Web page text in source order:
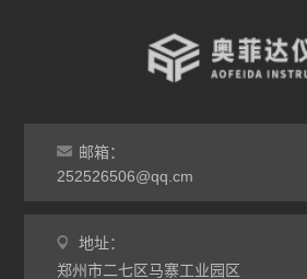
干燥箱
烘箱
工业电炉
邮箱：
252526506@qq.cm
地址：
郑州市二七区马寨工业园区